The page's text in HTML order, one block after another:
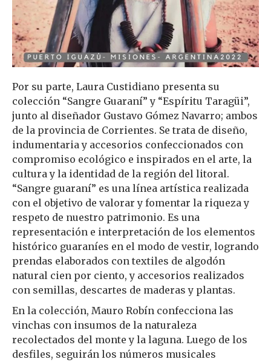
Por su parte, Laura Custidiano presenta su
colección “Sangre Guaraní” y “Espíritu Taragüi”,
junto al diseñador Gustavo Gómez Navarro; ambos
de la provincia de Corrientes. Se trata de diseño,
indumentaria y accesorios confeccionados con
compromiso ecológico e inspirados en el arte, la
cultura y la identidad de la región del litoral.
“Sangre guaraní” es una línea artística realizada
con el objetivo de valorar y fomentar la riqueza y
respeto de nuestro patrimonio. Es una
representación e interpretación de los elementos
histórico guaraníes en el modo de vestir, logrando
prendas elaborados con textiles de algodón
natural cien por ciento, y accesorios realizados
con semillas, descartes de maderas y plantas.
En la colección, Mauro Robín confecciona las
vinchas con insumos de la naturaleza
recolectados del monte y la laguna. Luego de los
desfiles, seguirán los números musicales